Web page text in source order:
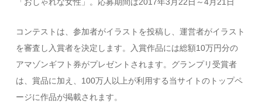
「おしゃれな女性」。応募期間は2017年3月22日～4月21日
コンテストは、参加者がイラストを投稿し、運営者がイラスト
を審査し入賞者を決定します。入賞作品には総額10万円分の
アマゾンギフト券がプレゼントされます。グランプリ受賞者
は、賞品に加え、100万人以上が利用する当サイトのトップペ
ージに作品が掲載されます。